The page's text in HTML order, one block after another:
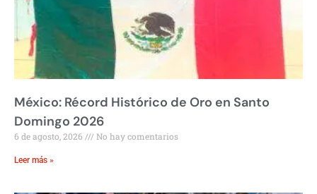
México: Récord Histórico de Oro en Santo
Domingo 2026
6 de agosto, 2026 No hay comentarios
Leer más »